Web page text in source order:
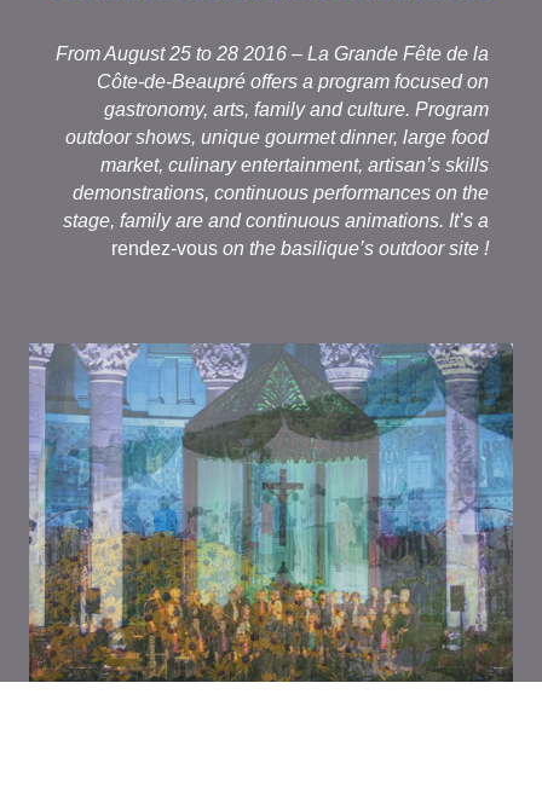
From August 25 to 28 2016 – La Grande Fête de la
Côte-de-Beaupré offers a program focused on
gastronomy, arts, family and culture. Program
outdoor shows, unique gourmet dinner, large food
market, culinary entertainment, artisan’s skills
demonstrations, continuous performances on the
stage, family are and continuous animations. It’s a
rendez-vous on the basilique’s outdoor site !